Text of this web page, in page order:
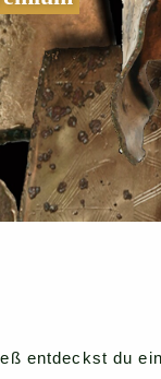
entdeckst du